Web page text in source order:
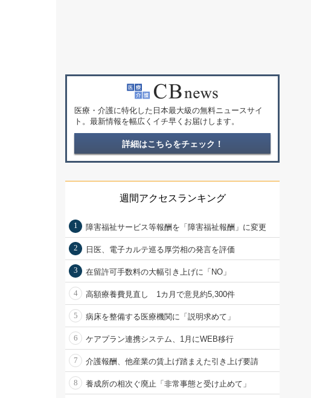
医療・介護に特化した日本最大級の無料ニュースサイ
ト。最新情報を幅広くイチ早くお届けします。
詳細はこちらをチェック！
週間アクセスランキング
1 障害福祉サービス等報酬を「障害福祉報酬」に変更
2 日医、電子カルテ巡る厚労相の発言を評価
3 在留許可手数料の大幅引き上げに「NO」
4 高額療養費見直し 1カ月で意見約5,300件
5 病床を整備する医療機関に「説明求めて」
6 ケアプラン連携システム、1月にWEB移行
7 介護報酬、他産業の賃上げ踏まえた引き上げ要請
8 養成所の相次ぐ廃止「非常事態と受け止めて」